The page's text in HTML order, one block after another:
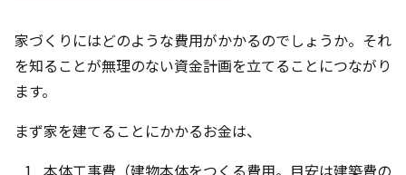
家づくりにはどのような費用がかかるのでしょうか。それ
を知ることが無理のない資金計画を立てることにつながり
ます。
まず家を建てることにかかるお金は、